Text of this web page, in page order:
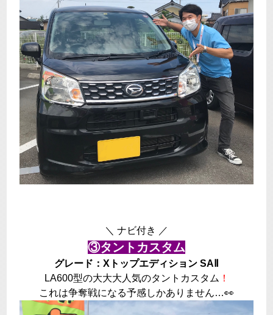
＼ ナビ付き ／
③タントカスタム
グレード：Xトップエディション SAⅡ
LA600型の大大大人気のタントカスタム ！
これは争奪戦になる予感しかありません…👀